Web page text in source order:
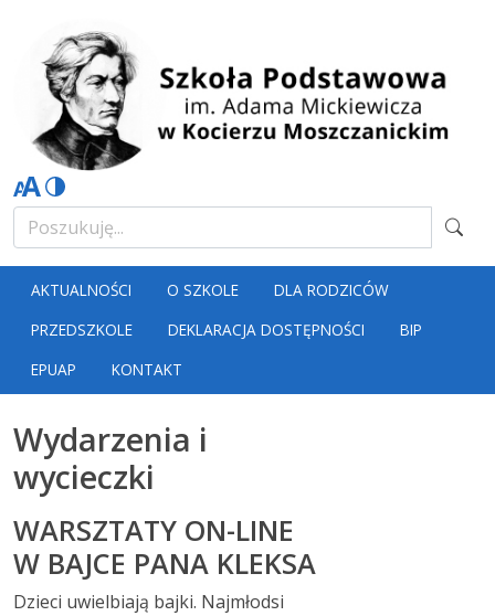
AKTUALNOŚCI O SZKOLE
DLA RODZICÓW
PRZEDSZKOLE
DEKLARACJA DOSTĘPNOŚCI
BIP
EPUAP
KONTAKT
Wydarzenia i
wycieczki
WARSZTATY ON-LINE
W BAJCE PANA KLEKSA
Dzieci uwielbiają bajki. Najmłodsi